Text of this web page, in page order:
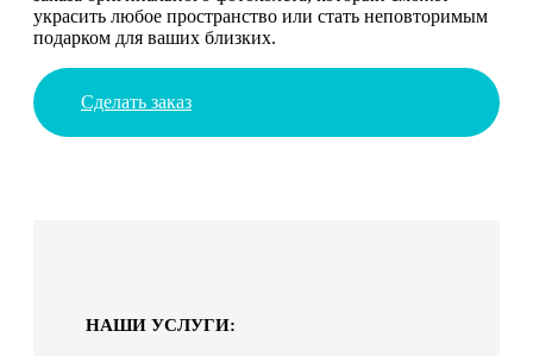
украсить любое пространство или стать неповторимым
подарком для ваших близких.
Сделать заказ
НАШИ УСЛУГИ: